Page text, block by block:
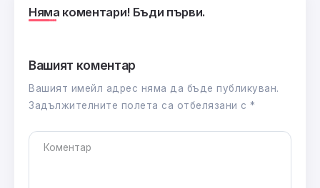
Няма коментари! Бъди първи.
Вашият коментар
Вашият имейл адрес няма да бъде публикуван.
Задължителните полета са отбелязани с *